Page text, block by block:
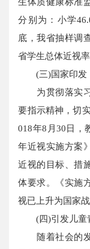
分别为：小学
底，我省抽样调
省学生总体近视率
(三)国家印发《
为贯彻落实习
要指示精神，切
018年8月30日，
年近视实施方案
近视的目标、措
体要求。《实施
视已上升为国家战
(四)引发儿童
随着社会的发